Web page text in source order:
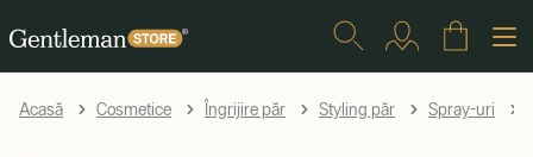
Acasă Cosmetice Îngrijire păr Styling păr Spray-uri